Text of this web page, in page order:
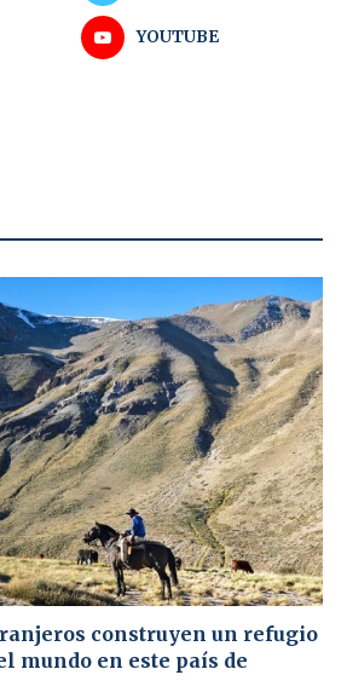
YOUTUBE
construyen un refugio
mundo en este país de